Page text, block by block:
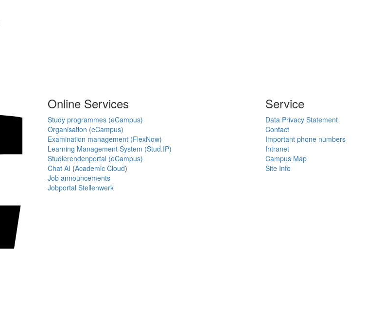
Online Services
Study programmes (eCampus)
Organisation (eCampus)
Examination management (FlexNow)
Learning Management System (Stud.IP)
Studierendenportal (eCampus)
Chat AI (Academic Cloud)
Job announcements
Jobportal Stellenwerk
Service
Data Privacy Statement
Contact
Important phone numbers
Intranet
Campus Map
Site Info